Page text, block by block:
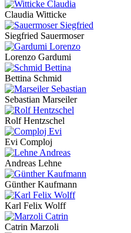
Claudia Witticke
Siegfried Sauermoser
Lorenzo Gardumi
Bettina Schmid
Sebastian Marseiler
Rolf Hentzschel
Evi Comploj
Andreas Lehne
Günther Kaufmann
Karl Felix Wolff
Catrin Marzoli